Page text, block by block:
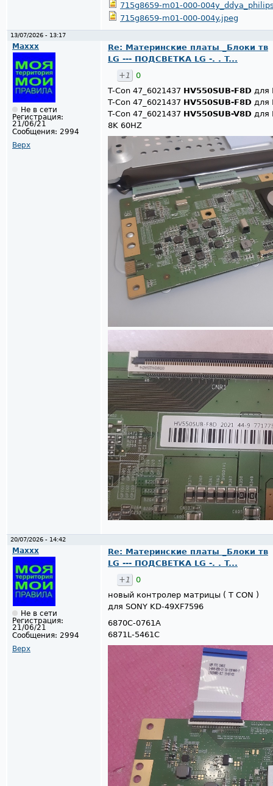
715g8659-m01-000-
715g8659-m01-000-004y.jpeg
13/07/2026 - 13:17
Maxxx
Не в сети
Регистрация:
21/06/21
Сообщения: 2994
Верх
Re: Материнские платы _Блоки тв
LG --- ПОДСВЕТКА LG -. . T...
+1
0
T-Con 47_6021437 HV550SUB-F8D для
T-Con 47_6021437 HV550SUB-F8D для
T-Con 47_6021437 HV550SUB-V8D для
8K 60HZ
20/07/2026 - 14:42
Maxxx
Не в сети
Регистрация:
21/06/21
Сообщения: 2994
Верх
Re: Материнские платы _Блоки тв
LG --- ПОДСВЕТКА LG -. . T...
+1
0
новый контролер матрицы ( T CON )
для SONY KD-49XF7596
6870C-0761A
6871L-5461C